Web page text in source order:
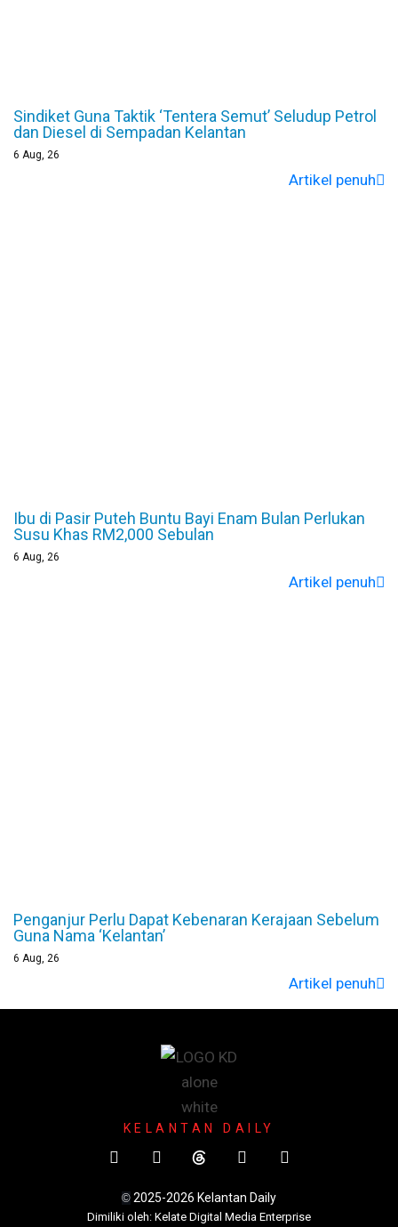
Sindiket Guna Taktik ‘Tentera Semut’ Seludup Petrol
dan Diesel di Sempadan Kelantan
6 Aug, 26
Artikel penuh
Ibu di Pasir Puteh Buntu Bayi Enam Bulan Perlukan
Susu Khas RM2,000 Sebulan
6 Aug, 26
Artikel penuh
Penganjur Perlu Dapat Kebenaran Kerajaan Sebelum
Guna Nama ‘Kelantan’
6 Aug, 26
Artikel penuh
KELANTAN DAILY
© 2025-2026 Kelantan Daily
Dimiliki oleh: Kelate Digital Media Enterprise